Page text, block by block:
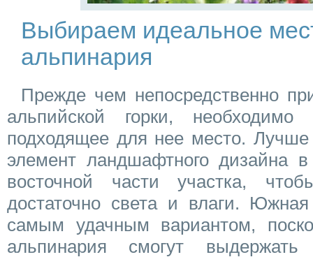
Выбираем идеальное
альпинария
Прежде чем непосредственно
альпийской горки, необходимо
подходящее для нее место. Лучше
элемент ландшафтного дизайна
восточной части участка,
достаточно света и влаги.
самым удачным вариантом,
альпинария смогут выдержать